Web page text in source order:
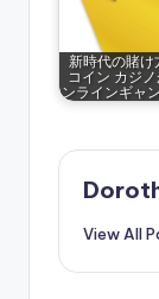
新時代の賭け
コイン カジ
ンラインギャ
View All